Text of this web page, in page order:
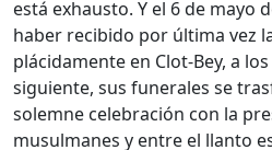
está exhausto. Y el 6 de mayo
haber recibido por última vez
plácidamente en Clot-Bey, a
siguiente, sus funerales se
solemne celebración con la
musulmanes y entre el llanto